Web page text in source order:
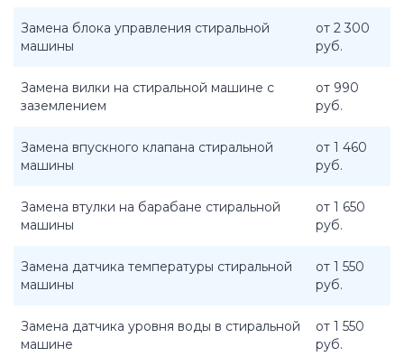
Замена блока управления стиральной
машины
от 2 300
руб.
Замена вилки на стиральной машине с
заземлением
от 990
руб.
Замена впускного клапана стиральной
машины
от 1 460
руб.
Замена втулки на барабане стиральной
машины
от 1 650
руб.
Замена датчика температуры стиральной
машины
от 1 550
руб.
Замена датчика уровня воды в стиральной
машине
от 1 550
руб.